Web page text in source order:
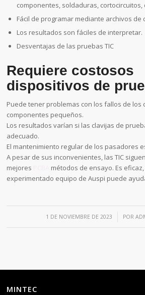
componentes, soldaduras, cortocircuitos,
Fácil de programar mediante archivos de
Los resultados son fáciles de interpretar.
Desventajas de las pruebas TIC
Requiere costosos
dispositivos de
Puede tener problemas con los fallos de los
componentes pequeños.
Los resultados varían si las clavijas de
adecuado.
El mantenimiento regular de los pasadores
A pesar de sus inconvenientes, las TIC
mejores
métodos de ensayo. Es
experimentado equipo de Auspi puede
1 DE NOVIEMBRE DE 2023
/ POR
MINTEC